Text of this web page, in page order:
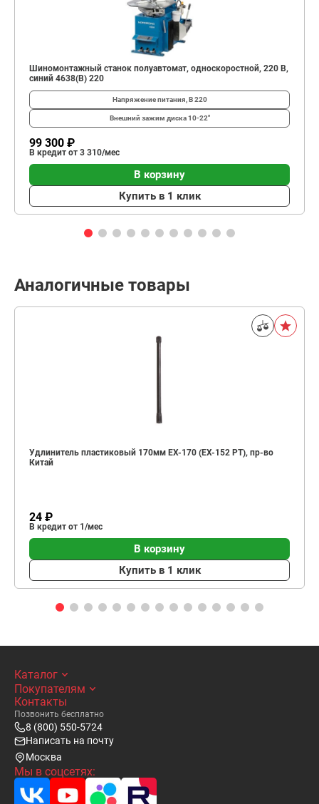
Шиномонтажный станок полуавтомат, односкоростной, 220 В,
синий 4638(B) 220
Напряжение питания, В220
Внешний зажим диска10-22"
99 300 ₽
В кредит от 3 310/мес
В корзину
Купить в 1 клик
Аналогичные товары
Удлинитель пластиковый 170мм EX-170 (EX-152 PT), пр-во
Китай
24 ₽
В кредит от 1/мес
В корзину
Купить в 1 клик
Каталог
Покупателям
Контакты
Позвонить бесплатно
8 (800) 550-5724
Написать на почту
Москва
Мы в соцсетях: